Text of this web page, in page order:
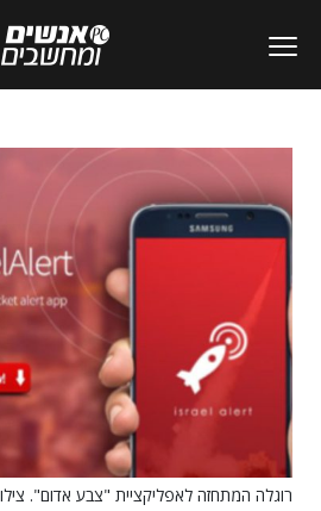
רוגלה המתחזה לאפליקציית "צבע אדום".